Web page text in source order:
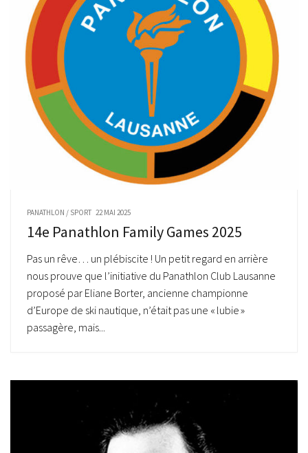
PANATHLON / SPORT 22 MAI 2025
14e Panathlon Family Games 2025
Pas un rêve… un plébiscite ! Un petit regard en arrière
nous prouve que l’initiative du Panathlon Club Lausanne
proposé par Eliane Borter, ancienne championne
d’Europe de ski nautique, n’était pas une « lubie »
passagère, mais...